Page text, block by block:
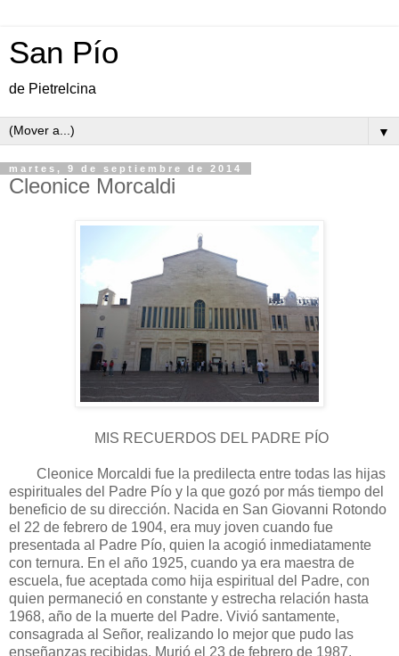
San Pío
de Pietrelcina
▼
martes, 9 de septiembre de 2014
Cleonice Morcaldi
MIS RECUERDOS DEL PADRE PÍO
Cleonice Morcaldi fue la predilecta entre to­das las hijas
espirituales del Padre Pío y la que gozó por más tiempo del
beneficio de su direc­ción. Nacida en San Giovanni Rotondo
el 22 de febrero de 1904, era muy joven cuando fue
presentada al Padre Pío, quien la acogió inmediata­mente
con ternura. En el año 1925, cuando ya era maestra de
escuela, fue aceptada como hija espiritual del Padre, con
quien permaneció en constante y estrecha relación hasta
1968, año de la muerte del Padre. Vivió santamente,
consagrada al Señor, realizando lo mejor que pudo las
ense­ñanzas recibidas. Murió el 23 de febrero de 1987.